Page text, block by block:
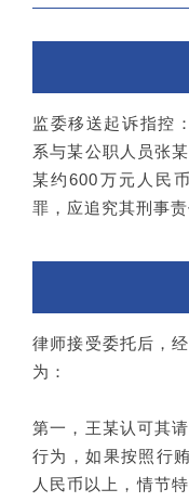
监委移送起诉指控
系与某公职人员张
某约600万元人民
罪，应追究其刑事责
律师接受委托后，
为：
第一，王某认可其
行为，如果按照行
人民币以上，情节